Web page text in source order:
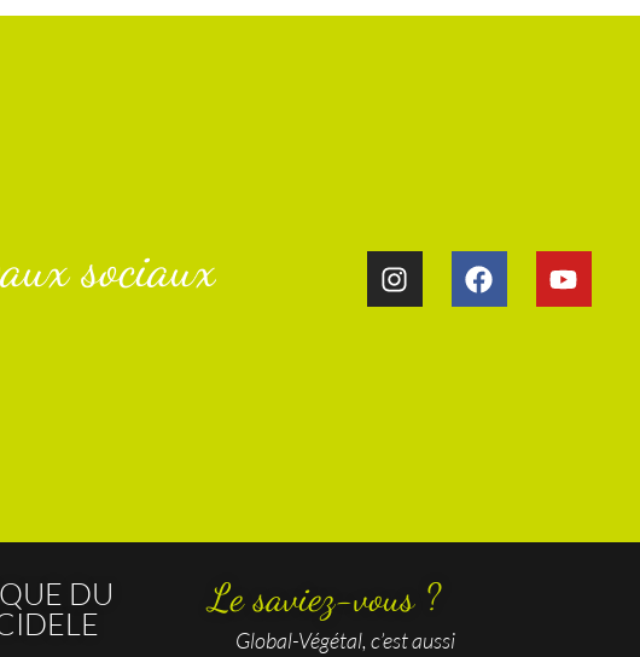
sociaux​
DU
Le saviez-vous ?
Global-Végétal, c’est aussi